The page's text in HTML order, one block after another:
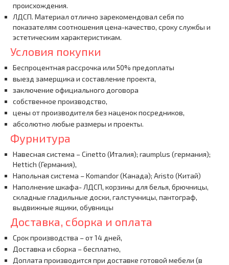
происхождения.
ЛДСП. Материал отлично зарекомендовал себя по
показателям соотношения цена-качество, сроку службы и
эстетическим характеристикам.
Условия покупки
Беспроцентная рассрочка или 50% предоплаты
выезд замерщика и составление проекта,
заключение официального договора
собственное производство,
цены от производителя без наценок посредников,
абсолютно любые размеры и проекты.
Фурнитура
Навесная система – Cinetto (Италия); raumplus (германия);
Hettich (Германия),
Напольная система – Komandor (Канада); Aristo (Китай)
Наполнение шкафа- ЛДСП, корзины для белья, брючницы,
складные гладильные доски, галстучницы, пантограф,
выдвижные ящики, обувницы
Доставка, сборка и оплата
Срок производства – от 14 дней,
Доставка и сборка – бесплатно,
Доплата производится при доставке готовой мебели (в